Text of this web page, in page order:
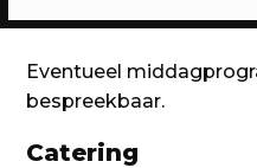
22.00 einde
Eventueel
bespreekbaar.
Catering